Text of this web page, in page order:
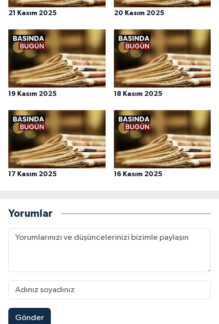
21 Kasım 2025 20 Kasım 2025
19 Kasım 2025 18 Kasım 2025
17 Kasım 2025 16 Kasım 2025
Yorumlar
Gönder